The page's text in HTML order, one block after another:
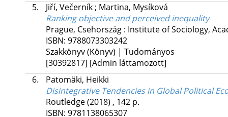
5.
Jiří, Večerník; Martina, Mysíková
Ranking objective and perceived inequality
Prague, Csehország : Institute of Sociology,
ISBN: 9788073303242
Szakkönyv (Könyv) | Tudományos
[30392817] [Admin láttamozott]
6.
Patomäki, Heikki
Disintegrative Tendencies in Global Political
Routledge(2018) , 142 p.
ISBN: 9781138065307